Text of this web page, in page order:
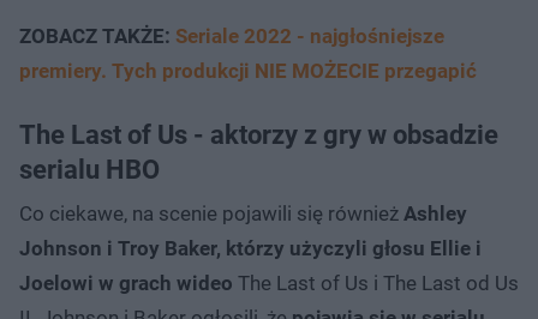
ZOBACZ TAKŻE: Seriale 2022 - najgłośniejsze
premiery. Tych produkcji NIE MOŻECIE przegapić
The Last of Us - aktorzy z gry w obsadzie
serialu HBO
Co ciekawe, na scenie pojawili się również Ashley
Johnson i Troy Baker, którzy użyczyli głosu Ellie i
Joelowi w grach wideo The Last of Us i The Last od Us